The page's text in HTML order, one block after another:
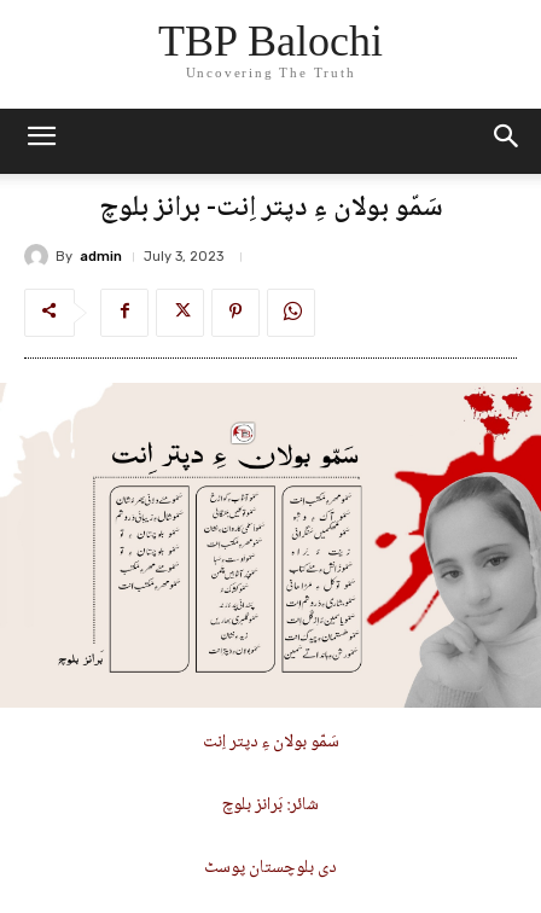
TBP Balochi
Uncovering The Truth
سَمّو بولان ءِ دپتر اِنت- برانز بلوچ
By admin July 3, 2023
سَمّو بولان ءِ دپتر اِنت
شائر: بَرانز بلوچ
دی بلوچستان پوسٹ